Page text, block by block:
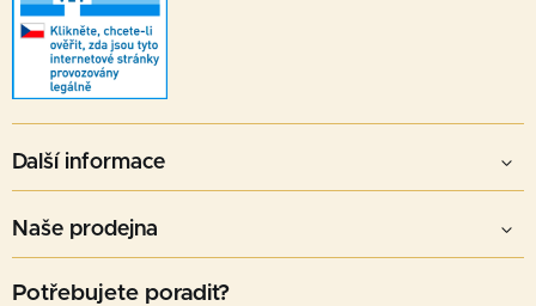
Další informace
Naše prodejna
Potřebujete poradit?